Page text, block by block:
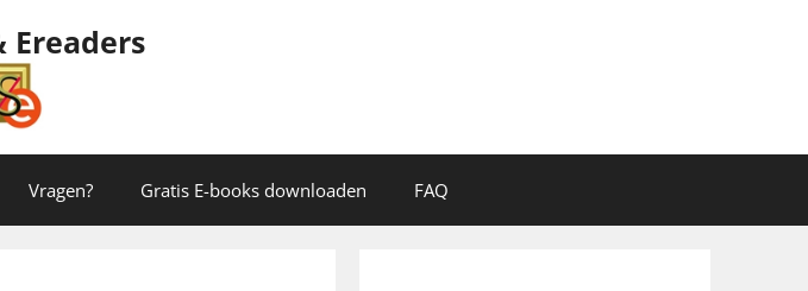
Ereaders
Vragen? Gratis E-books downloaden FAQ